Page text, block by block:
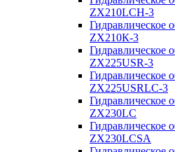
ZX210LCH-3
Гидравлическое
ZX210К-3
Гидравлическое
ZX225USR-3
Гидравлическое
ZX225USRLC-3
Гидравлическое
ZX230LC
Гидравлическое
ZX230LCSA